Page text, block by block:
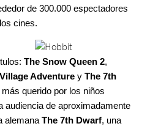
de 300.000 espectadores
cines.
The Snow Queen 2,
Adventure y The 7th
querido por los niños
audiencia de aproximadamente
alemana The 7th Dwarf, una